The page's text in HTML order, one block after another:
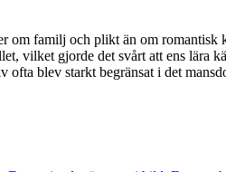
om familj och plikt än om
vilket gjorde det svårt att ens
blev starkt begränsat i det